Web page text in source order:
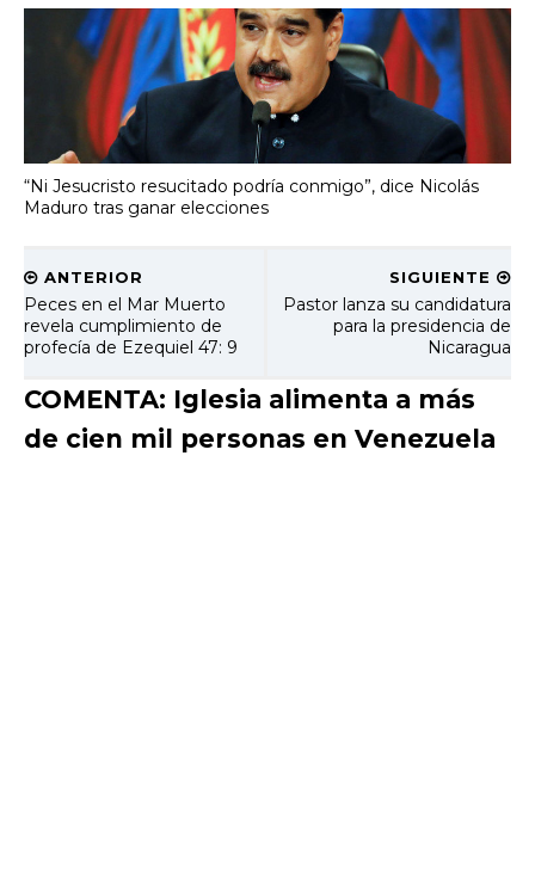
“Ni Jesucristo resucitado podría conmigo”, dice Nicolás
Maduro tras ganar elecciones
SIGUIENTE
Pastor lanza su candidatura
para la presidencia de
Nicaragua
ANTERIOR
Peces en el Mar Muerto
revela cumplimiento de
profecía de Ezequiel 47: 9
COMENTA: Iglesia alimenta a más
de cien mil personas en Venezuela